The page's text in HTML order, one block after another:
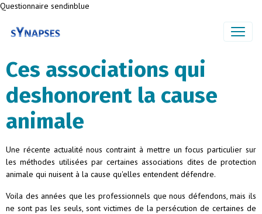
Questionnaire sendinblue
Ces associations qui
deshonorent la cause
animale
Une récente actualité nous contraint à mettre un focus particulier sur
les méthodes utilisées par certaines associations dites de protection
animale qui nuisent à la cause qu'elles entendent défendre.
Voila des années que les professionnels que nous défendons, mais ils
ne sont pas les seuls, sont victimes de la persécution de certaines de